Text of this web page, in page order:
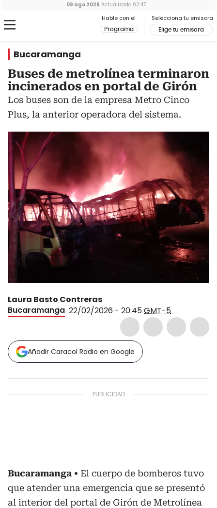
Hable con el
Programa
Selecciona tu emisora
Elige tu emisora
09 ago 2026 Actualizado 02:47
Bucaramanga
Buses de metrolínea terminaron
incinerados en portal de Girón
Los buses son de la empresa Metro Cinco
Plus, la anterior operadora del sistema.
Laura Basto Contreras
Bucaramanga 22/02/2026 - 20:45GMT-5
Añadir Caracol Radio en Google
Bucaramanga
El cuerpo de bomberos tuvo
que atender una emergencia que se presentó
al interior del portal de Girón de Metrolínea